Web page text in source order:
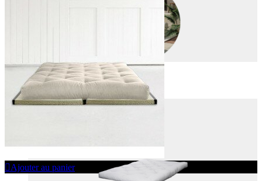
FUTONS
FUTONS
Ajouter au panier